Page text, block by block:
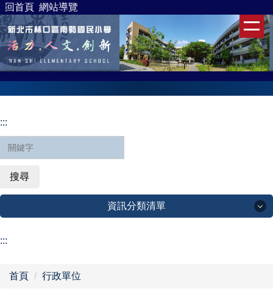
跳
到
主
要
內
容
區
:::回首頁 網站導覽
:::
搜尋
資訊分類清單
資訊分類清單
:::
首頁 行政單位